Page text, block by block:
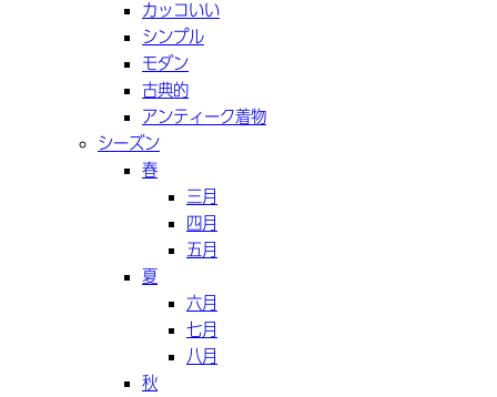
カッコいい
シンプル
モダン
古典的
アンティーク着物
シーズン
春
三月
四月
五月
夏
六月
七月
八月
秋